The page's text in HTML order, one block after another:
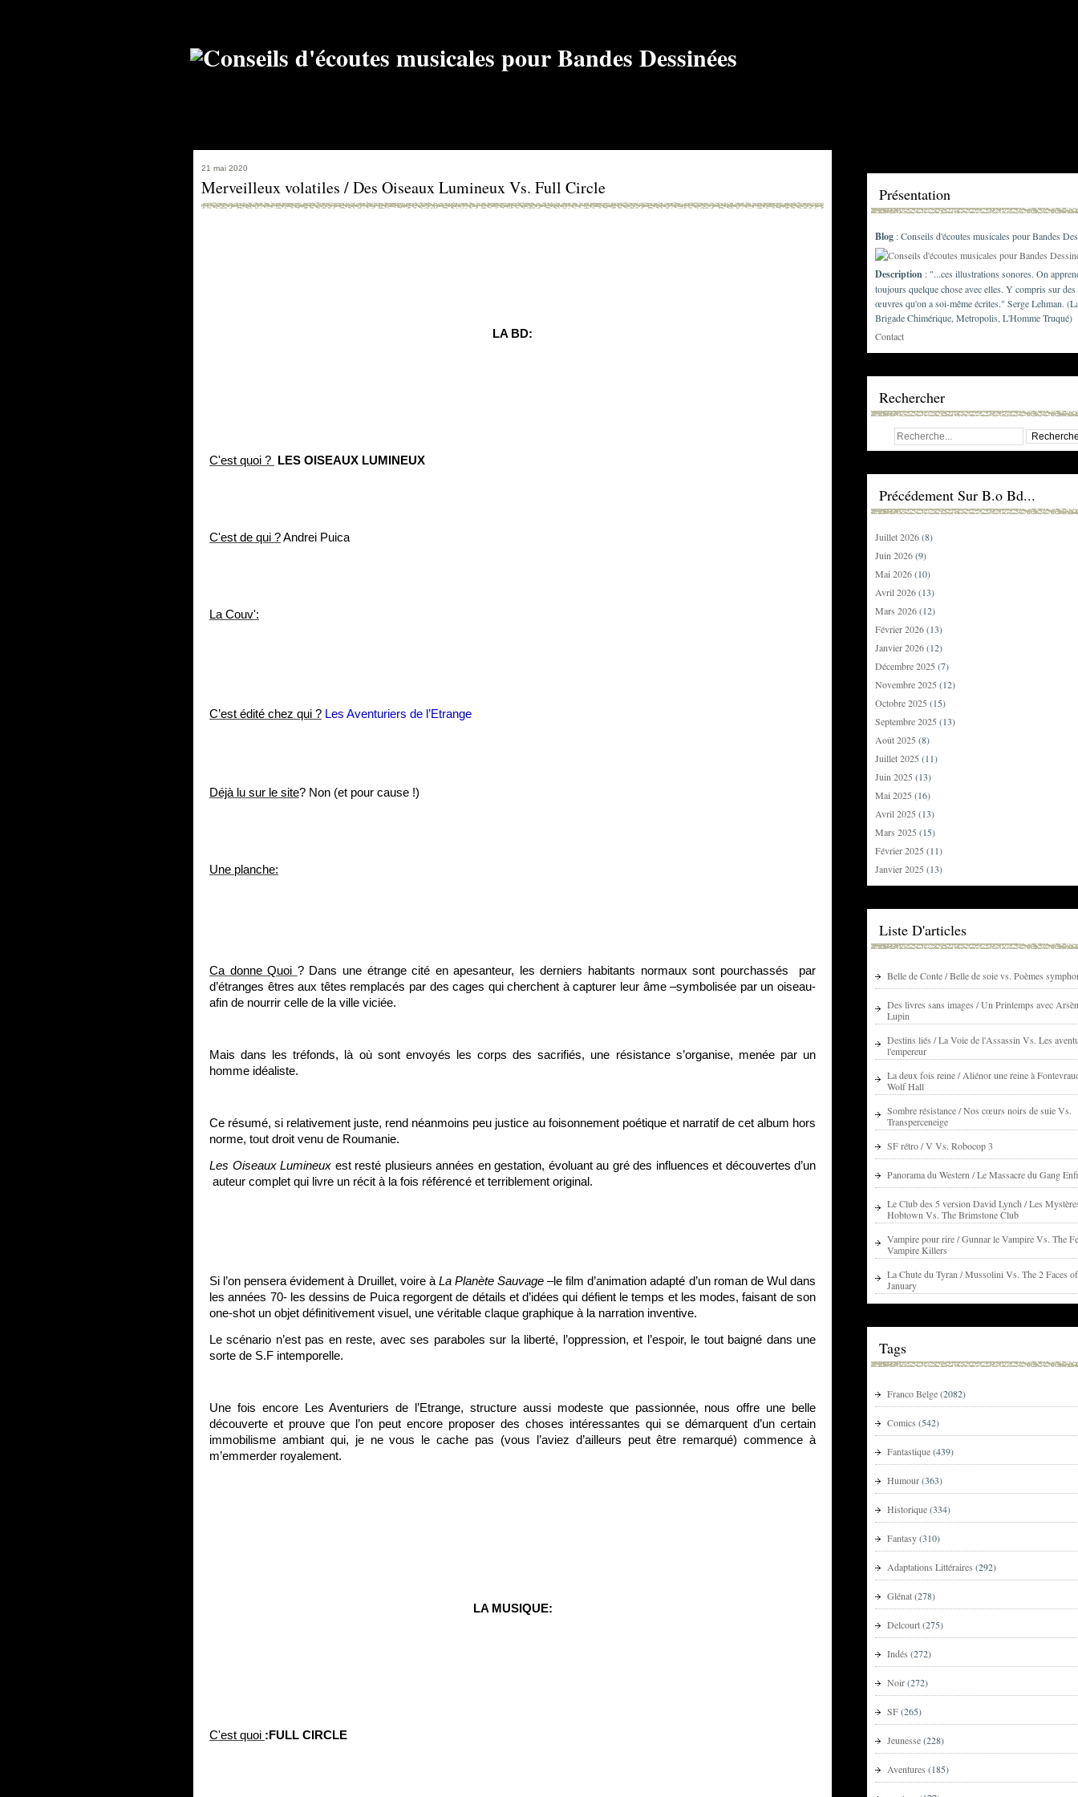
21 mai 2020
Merveilleux volatiles / Des Oiseaux Lumineux Vs. Full Circle
LA BD:
C'est quoi ? LES OISEAUX LUMINEUX
C'est de qui ?Andrei Puica
La Couv':
C’est édité chez qui ? Les Aventuriers de l’Etrange
Déjà lu sur le site? Non (et pour cause !)
Une planche:
Ca donne Quoi ? Dans une étrange cité en apesanteur, les derniers habitants normaux sont pourchassés par
d’étranges êtres aux têtes remplacés par des cages qui cherchent à capturer leur âme –symbolisée par un oiseau-
afin de nourrir celle de la ville viciée.
Mais dans les tréfonds, là où sont envoyés les corps des sacrifiés, une résistance s’organise, menée par un
homme idéaliste.
Ce résumé, si relativement juste, rend néanmoins peu justice au foisonnement poétique et narratif de cet album hors
norme, tout droit venu de Roumanie.
Les Oiseaux Lumineux est resté plusieurs années en gestation, évoluant au gré des influences et découvertes d’un
auteur complet qui livre un récit à la fois référencé et terriblement original.
Si l’on pensera évidement à Druillet, voire à La Planète Sauvage –le film d’animation adapté d’un roman de Wul dans
les années 70- les dessins de Puica regorgent de détails et d’idées qui défient le temps et les modes, faisant de son
one-shot un objet définitivement visuel, une véritable claque graphique à la narration inventive.
Le scénario n’est pas en reste, avec ses paraboles sur la liberté, l’oppression, et l’espoir, le tout baigné dans une
sorte de S.F intemporelle.
Une fois encore Les Aventuriers de l’Etrange, structure aussi modeste que passionnée, nous offre une belle
découverte et prouve que l’on peut encore proposer des choses intéressantes qui se démarquent d’un certain
immobilisme ambiant qui, je ne vous le cache pas (vous l’aviez d’ailleurs peut être remarqué) commence à
m’emmerder royalement.
LA MUSIQUE:
C'est quoi :FULL CIRCLE
Présentation
Blog : Conseils d'écoutes musicales pour Bandes
Description : "...ces illustrations sonores. On
toujours quelque chose avec elles. Y compris sur des
œuvres qu'on a soi-même écrites." Serge Lehman.
Brigade Chimérique, Metropolis, L'Homme Truqué)
Contact
Rechercher
Précédement Sur B.o Bd...
Juillet 2026(8)
Juin 2026(9)
Mai 2026(10)
Avril 2026(13)
Mars 2026(12)
Février 2026(13)
Janvier 2026(12)
Décembre 2025 (7)
Novembre 2025 (12)
Octobre 2025 (15)
Septembre 2025 (13)
Août 2025 (8)
Juillet 2025 (11)
Juin 2025 (13)
Mai 2025 (16)
Avril 2025 (13)
Mars 2025 (15)
Février 2025 (11)
Janvier 2025 (13)
Liste D'articles
Belle de Conte / Belle de soie vs. Poèmes
Des livres sans images / Un Printemps avec
Lupin
Destins liés / La Voie de l'Assassin Vs. Les
l'empereur
La deux fois reine / Aliénor une reine à
Wolf Hall
Sombre résistance / Nos cœurs noirs de suie Vs.
Transperceneige
SF rétro / V Vs. Robocop 3
Panorama du Western / Le Massacre du Gang
Le Club des 5 version David Lynch / Les
Hobtown Vs. The Brimstone Club
Vampire pour rire / Gunnar le Vampire Vs. The
Vampire Killers
La Chute du Tyran / Mussolini Vs. The 2 Faces of
January
Tags
Franco Belge(2082)
Comics (542)
Fantastique(439)
Humour(363)
Historique(334)
Fantasy(310)
Adaptations Littéraires (292)
Glénat(278)
Delcourt(275)
Indés (272)
Noir(272)
SF(265)
Jeunesse(228)
Aventures (185)